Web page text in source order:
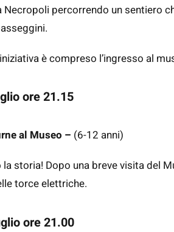
Necropoli percorrendo un sentiero
è compreso l’ingresso al
ore 21.15
al Museo – (6-12 anni)
la storia! Dopo una breve visita del
torce elettriche.
ore 21.00